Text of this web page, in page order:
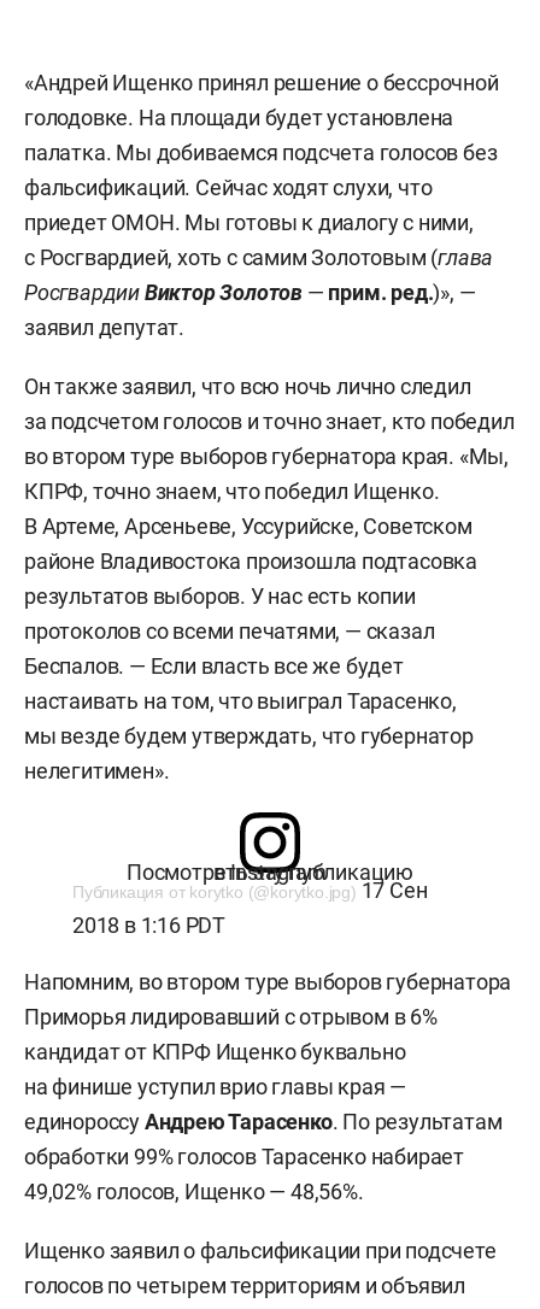
«Андрей Ищенко принял решение о бессрочной
голодовке. На площади будет установлена
палатка. Мы добиваемся подсчета голосов без
фальсификаций. Сейчас ходят слухи, что
приедет ОМОН. Мы готовы к диалогу с ними,
с Росгвардией, хоть с самим Золотовым (глава
РосгвардииВиктор Золотов — прим. ред.)», —
заявил депутат.
Он также заявил, что всю ночь лично следил
за подсчетом голосов и точно знает, кто победил
во втором туре выборов губернатора края. «Мы,
КПРФ, точно знаем, что победил Ищенко.
В Артеме, Арсеньеве, Уссурийске, Советском
районе Владивостока произошла подтасовка
результатов выборов. У нас есть копии
протоколов со всеми печатями, — сказал
Беспалов. — Если власть все же будет
настаивать на том, что выиграл Тарасенко,
мы везде будем утверждать, что губернатор
нелегитимен».
Посмотреть эту публикацию в Instagram
Публикация от korytko (@korytko.jpg) 17 Сен
2018 в 1:16 PDT
Напомним, во втором туре выборов губернатора
Приморья лидировавший с отрывом в 6%
кандидат от КПРФ Ищенко буквально
на финише уступил врио главы края —
единороссуАндрею Тарасенко. По результатам
обработки 99% голосов Тарасенко набирает
49,02% голосов, Ищенко — 48,56%.
Ищенко заявил о фальсификации при подсчете
голосов по четырем территориям и объявил